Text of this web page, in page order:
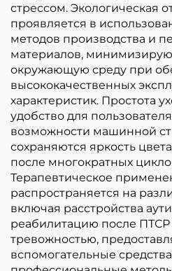
стрессом. Экологическая
проявляется в
методов производства и
материалов,
окружающую среду при
высококачественных
характеристик. Простота
удобство для
возможности машинной
сохраняются яркость
после многократных
Терапевтическое
распространяется на
включая расстройства
реабилитацию после
тревожностью,
вспомогательные